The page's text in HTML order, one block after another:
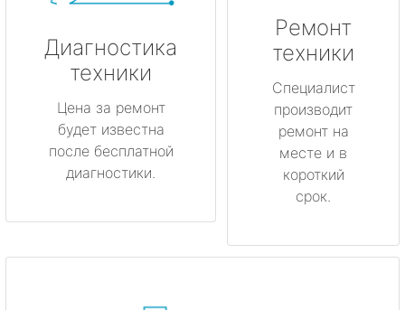
Диагностика
техники
Цена за ремонт
будет известна
после бесплатной
диагностики.
Ремонт
техники
Специалист
производит
ремонт на
месте и в
короткий
срок.